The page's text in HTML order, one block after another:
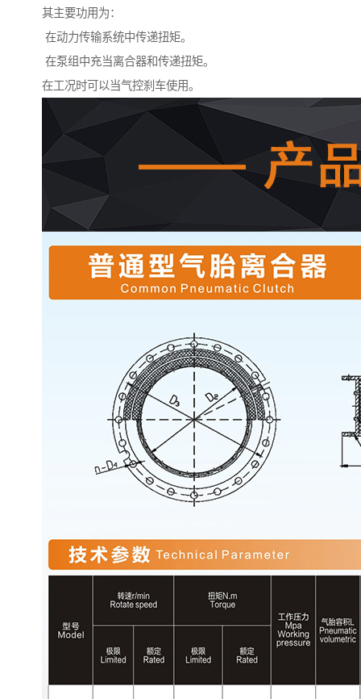
其主要功用为：
在动力传输系统中传递扭矩。
在泵组中充当离合器和传递扭矩。
在工况时可以当气控刹车使用。